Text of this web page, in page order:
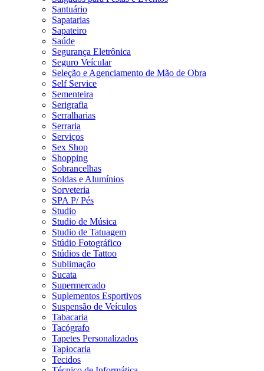
Santuário
Sapatarias
Sapateiro
Saúde
Segurança Eletrônica
Seguro Veícular
Seleção e Agenciamento de Mão de Obra
Self Service
Sementeira
Serigrafia
Serralharias
Serraria
Serviços
Sex Shop
Shopping
Sobrancelhas
Soldas e Alumínios
Sorveteria
SPA P/ Pés
Studio
Studio de Música
Studio de Tatuagem
Stúdio Fotográfico
Stúdios de Tattoo
Sublimação
Sucata
Supermercado
Suplementos Esportivos
Suspensão de Veículos
Tabacaria
Tacógrafo
Tapetes Personalizados
Tapiocaria
Tecidos